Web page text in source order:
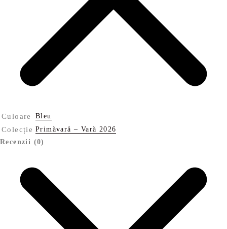
Culoare Bleu
Colecție Primăvară – Vară 2026
Recenzii (0)